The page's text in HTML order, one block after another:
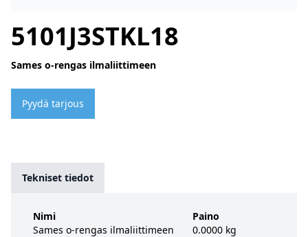
5101J3STKL18
Sames o-rengas ilmaliittimeen
Pyydä tarjous
Tekniset tiedot
Nimi
Sames o-rengas ilmaliittimeen
Paino
0.0000 kg